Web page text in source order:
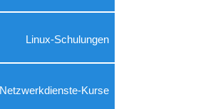
Linux-Schulungen
Netzwerkdienste-Kurse